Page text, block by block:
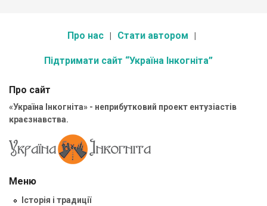
Про нас Стати автором
Підтримати сайт “Україна Інкогніта”
Про сайт
«Україна Інкогніта» - неприбутковий проект ентузіастів
краєзнавства.
Меню
Історія і традиції